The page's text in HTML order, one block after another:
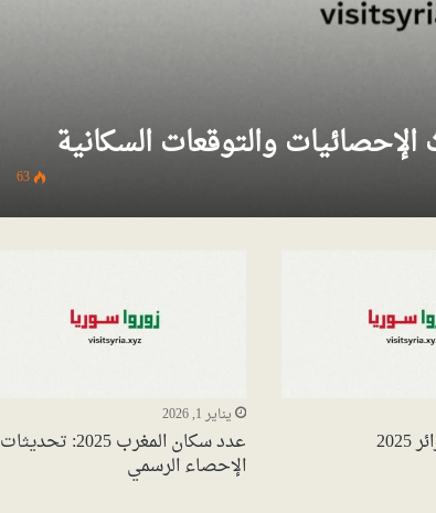
63
يناير 1, 2026
عدد سكان المغرب 2025: تحديثات
الإحصاء الرسمي